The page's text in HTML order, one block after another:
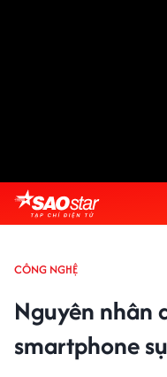
CÔNG NGHỆ
Nguyên nhân
smartphone